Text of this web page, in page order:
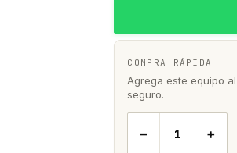
COMPRA RÁPIDA
Agrega este equipo
seguro.
− +